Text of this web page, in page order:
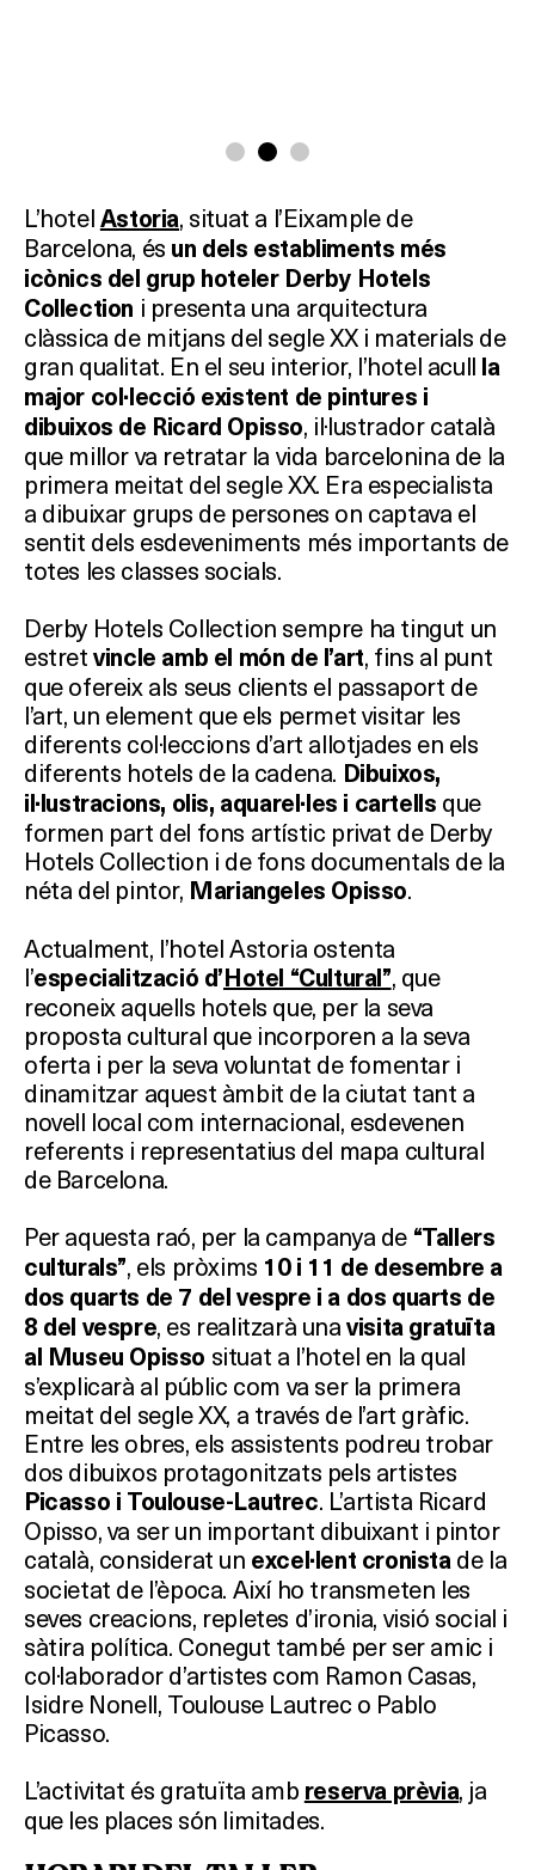
L’hotel Astoria, situat a l’Eixample de
Barcelona, és un dels establiments més
icònics del grup hoteler Derby Hotels
Collection i presenta una arquitectura
clàssica de mitjans del segle XX i materials de
gran qualitat. En el seu interior, l’hotel acull la
major col·lecció existent de pintures i
dibuixos de Ricard Opisso, il·lustrador català
que millor va retratar la vida barcelonina de la
primera meitat del segle XX. Era especialista
a dibuixar grups de persones on captava el
sentit dels esdeveniments més importants de
totes les classes socials.
Derby Hotels Collection sempre ha tingut un
estret vincle amb el món de l’art, fins al punt
que ofereix als seus clients el passaport de
l’art, un element que els permet visitar les
diferents col·leccions d’art allotjades en els
diferents hotels de la cadena. Dibuixos,
il·lustracions, olis, aquarel·les i cartells que
formen part del fons artístic privat de Derby
Hotels Collection i de fons documentals de la
néta del pintor, Mariangeles Opisso.
Actualment, l’hotel Astoria ostenta
l’especialització d’Hotel “Cultural”, que
reconeix aquells hotels que, per la seva
proposta cultural que incorporen a la seva
oferta i per la seva voluntat de fomentar i
dinamitzar aquest àmbit de la ciutat tant a
novell local com internacional, esdevenen
referents i representatius del mapa cultural
de Barcelona.
Per aquesta raó, per la campanya de “Tallers
culturals”, els pròxims 10 i 11 de desembre a
dos quarts de 7 del vespre i a dos quarts de
8 del vespre, es realitzarà unavisita gratuïta
al Museu Opisso situat a l’hotel en la qual
s’explicarà al públic com va ser la primera
meitat del segle XX, a través de l’art gràfic.
Entre les obres, els assistents podreu trobar
dos dibuixos protagonitzats pels artistes
Picasso i Toulouse-Lautrec. L’artista Ricard
Opisso, va ser un important dibuixant i pintor
català, considerat un excel·lent cronista de la
societat de l’època. Així ho transmeten les
seves creacions, repletes d’ironia, visió social i
sàtira política. Conegut també per ser amic i
col·laborador d’artistes com Ramon Casas,
Isidre Nonell, Toulouse Lautrec o Pablo
Picasso.
L’activitat és gratuïta amb reserva prèvia, ja
que les places són limitades.